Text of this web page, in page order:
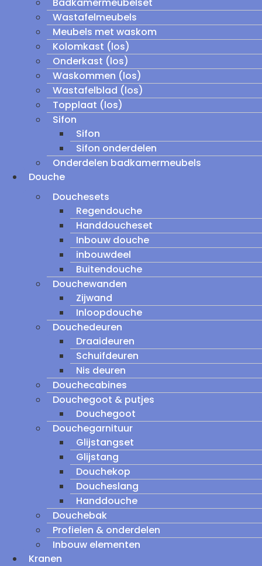
Wastafelmeubels
Meubels met waskom
Kolomkast (los)
Onderkast (los)
Waskommen (los)
Wastafelblad (los)
Topplaat (los)
Sifon
Sifon
Sifon onderdelen
Onderdelen badkamermeubels
Douche
Douchesets
Regendouche
Handdoucheset
Inbouw douche
inbouwdeel
Buitendouche
Douchewanden
Zijwand
Inloopdouche
Douchedeuren
Draaideuren
Schuifdeuren
Nis deuren
Douchecabines
Douchegoot & putjes
Douchegoot
Douchegarnituur
Glijstangset
Glijstang
Douchekop
Doucheslang
Handdouche
Douchebak
Profielen & onderdelen
Inbouw elementen
Kranen